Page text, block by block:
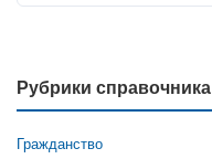
Рубрики справочника
Гражданство